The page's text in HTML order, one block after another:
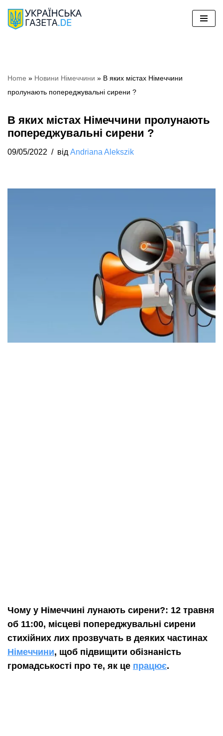
Перейти
Home » Новини Німеччини » В яких містах Німеччини
пролунають попереджувальні сирени ?
В яких містах Німеччини пролунають
попереджувальні сирени ?
09/05/2022 від Andriana Alekszik
Чому у Німеччині лунають сирени?: 12 травня
об 11:00, місцеві попереджувальні сирени
стихійних лих прозвучать в деяких частинах
Німеччини, щоб підвищити обізнаність
громадськості про те, як це працює.